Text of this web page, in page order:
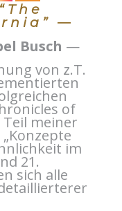
—
Busch —
von z.T.
of
Teil meiner
im
21.
sich alle